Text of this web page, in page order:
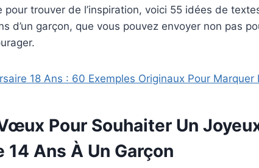
pour trouver de l’inspiration, voici 55 idées de
d’un garçon, que vous pouvez envoyer non pas
18 Ans : 60 Exemples Originaux Pour Marquer
Pour Souhaiter Un
14 Ans À Un Garçon